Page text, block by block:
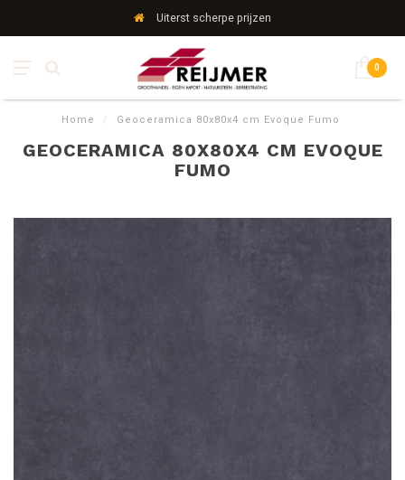
Uiterst scherpe prijzen
0
Home / Geoceramica 80x80x4 cm Evoque Fumo
GEOCERAMICA 80X80X4 CM EVOQUE
FUMO